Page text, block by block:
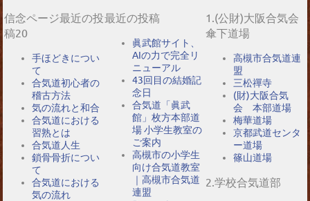
信念ページ最近の投
稿20
手ほどきについ
て
合気道初心者の
稽古方法
気の流れと和合
合気道における
習熟とは
合気道人生
鎖骨骨折につい
て
合気道における
気の流れ
最近の投稿
眞武館サイト、
AIの力で完全リ
ニューアル
43回目の結婚記
念日
合気道「眞武
館」枚方本部道
場 小学生教室の
ご案内
高槻市の小学生
向け合気道教室
｜高槻市合気道
連盟
1.(公財)大阪合気会
傘下道場
高槻市合気道連
盟
三松禪寺
(財)大阪合気
会 本部道場
梅華道場
京都武道センタ
ー道場
篠山道場
2.学校合気道部